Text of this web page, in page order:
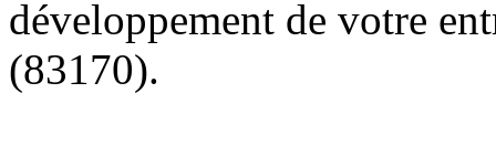
développement de votre
(83170).